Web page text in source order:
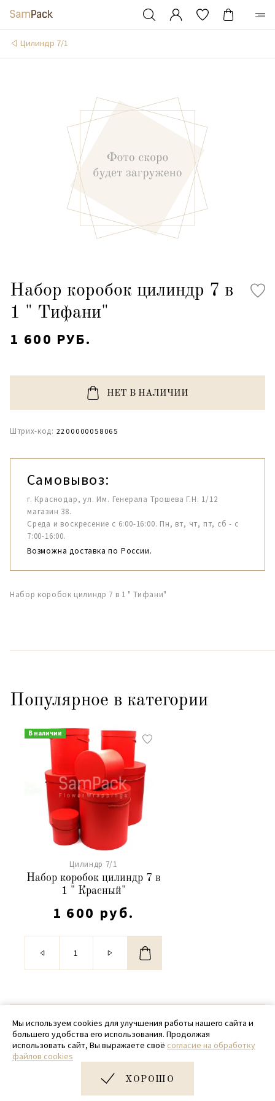
Цилиндр 7/1
Набор коробок цилиндр 7 в
1 " Тифани"
1 600 РУБ.
НЕТ В НАЛИЧИИ
Штрих-код: 2200000058065
Самовывоз:
г. Краснодар, ул. Им. Генерала Трошева Г.Н. 1/12
магазин 38.
Среда и воскресение с 6:00-16:00. Пн, вт, чт, пт, сб - с
7:00-16:00.
Возможна доставка по России.
Набор коробок цилиндр 7 в 1 " Тифани"
Популярное в категории
В наличии
Цилиндр 7/1
Набор коробок цилиндр 7 в
1 " Красный"
1 600 руб.
© 2020 - 2026 SamPack
+ 7 (918) 699-97-87
zakaz@sampack.store
Дизайн и разработка сайта
Мы используем cookies для улучшения работы нашего сайта и
большего удобства его использования. Продолжая
использовать сайт, Вы выражаете своё согласие на обработку
файлов cookies
ХОРОШО